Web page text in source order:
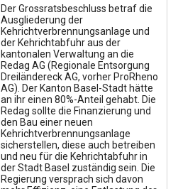
Der Grossratsbeschluss betraf die
Ausgliederung der
Kehrichtverbrennungsanlage und
der Kehrichtabfuhr aus der
kantonalen Verwaltung an die
Redag AG (Regionale Entsorgung
Dreiländereck AG, vorher ProRheno
AG). Der Kanton Basel-Stadt hätte
an ihr einen 80%-Anteil gehabt. Die
Redag sollte die Finanzierung und
den Bau einer neuen
Kehrichtverbrennungsanlage
sicherstellen, diese auch betreiben
und neu für die Kehrichtabfuhr in
der Stadt Basel zuständig sein. Die
Regierung versprach sich davon